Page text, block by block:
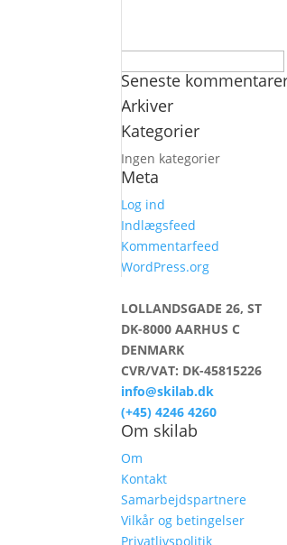
efter:
Seneste
Arkiver
Kategorier
Ingen kategorier
Meta
Log ind
Indlægsfeed
Kommentarfeed
WordPress.org
LOLLANDSGADE 26, ST
DK-8000 AARHUS C
DENMARK
CVR/VAT: DK-45815226
info@skilab.dk
(+45) 4246 4260
Om skilab
Om
Kontakt
Samarbejdspartnere
Vilkår og betingelser
Privatlivspolitik